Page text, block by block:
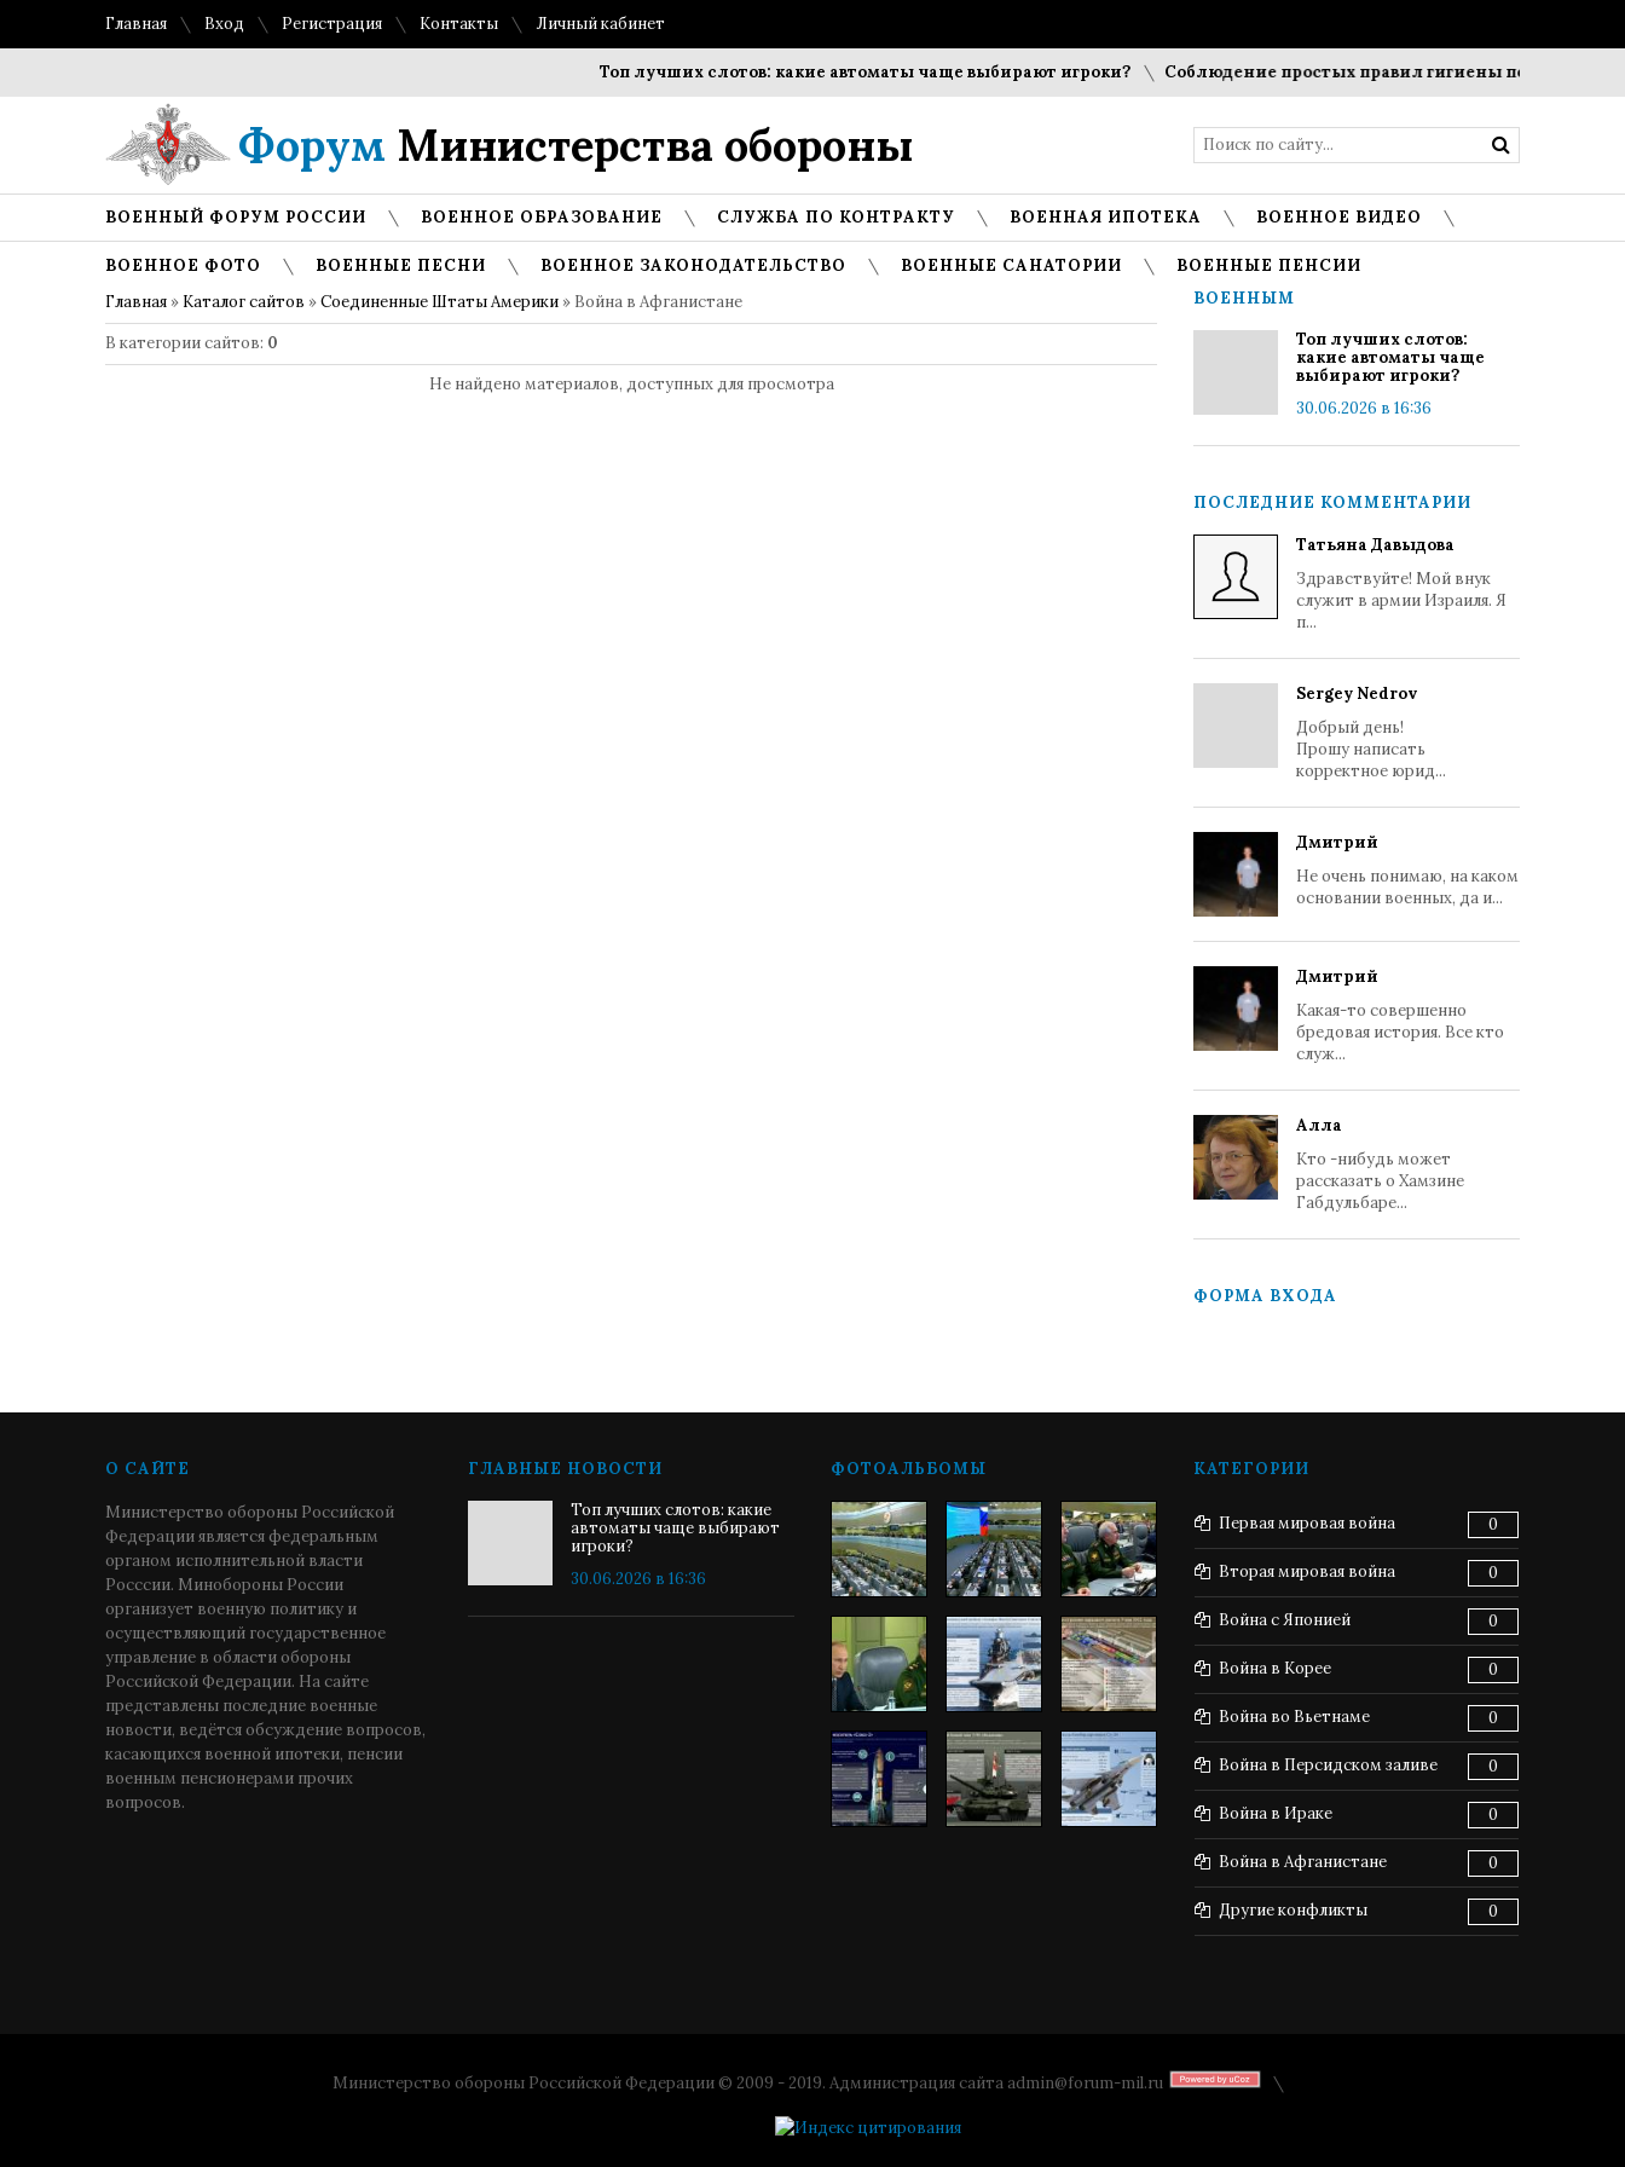
Главная Вход Регистрация Контакты Личный кабинет
Топ лучших слотов: какие автоматы чаще выбирают игроки? Соблюдение простых правил гигиены помогает
Форум Министерства обороны
ВОЕННЫЙ ФОРУМ РОССИИ ВОЕННОЕ ОБРАЗОВАНИЕ СЛУЖБА ПО КОНТРАКТУ ВОЕННАЯ ИПОТЕКА ВОЕННОЕ ВИДЕО
ВОЕННОЕ ФОТО ВОЕННЫЕ ПЕСНИ ВОЕННОЕ ЗАКОНОДАТЕЛЬСТВО ВОЕННЫЕ САНАТОРИИ
ВОЕННЫЕ ПЕНСИИ
Главная » Каталог сайтов »Соединенные Штаты Америки » Война в Афганистане
В категории сайтов: 0
Не найдено материалов, доступных для просмотра
ВОЕННЫМ
Топ лучших слотов:
какие автоматы чаще
выбирают игроки?
30.06.2026 в 16:36
ПОСЛЕДНИЕ КОММЕНТАРИИ
Татьяна Давыдова
Здравствуйте! Мой внук
служит в армии Израиля. Я
п...
Sergey Nedrov
Добрый день!
Прошу написать
корректное юрид...
Дмитрий
Не очень понимаю, на каком
основании военных, да и...
Дмитрий
Какая-то совершенно
бредовая история. Все кто
служ...
Алла
Кто -нибудь может
рассказать о Хамзине
Габдульбаре...
ФОРМА ВХОДА
О САЙТЕ
Министерство обороны Российской
Федерации является федеральным
органом исполнительной власти
Росссии. Минобороны России
организует военную политику и
осуществляющий государственное
управление в области обороны
Российской Федерации. На сайте
представлены последние военные
новости, ведётся обсуждение вопросов,
касающихся военной ипотеки, пенсии
военным пенсионерами прочих
вопросов.
ГЛАВНЫЕ НОВОСТИ
Топ лучших слотов: какие
автоматы чаще выбирают
игроки?
30.06.2026 в 16:36
ФОТОАЛЬБОМЫ КАТЕГОРИИ
Первая мировая война 0
Вторая мировая война 0
Война с Японией 0
Война в Корее 0
Война во Вьетнаме 0
Война в Персидском заливе 0
Война в Ираке 0
Война в Афганистане 0
Другие конфликты 0
Министерство обороны Российской Федерации © 2009 - 2019. Администрация сайта admin@forum-mil.ru